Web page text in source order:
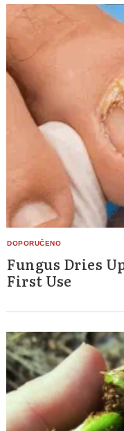
Fungus Dries
First Use